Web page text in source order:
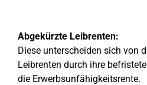
Abgekürzte Leibrenten:
Diese unterscheiden sich von
Leibrenten durch ihre
die Erwerbsunfähigkeitsrente.